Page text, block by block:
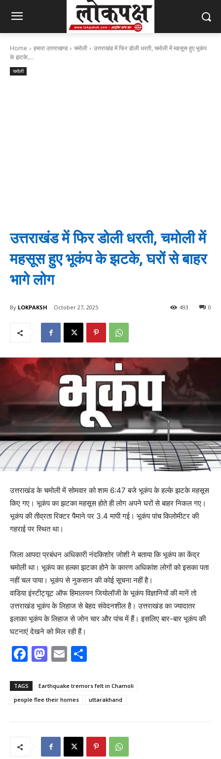
Home हमारा उत्तराखण्ड चमोली
उत्तराखंड में फिर डोली धरती, चमाेली में महसूस हुए भूकंप
के झटके,...
चमोली
उत्तराखंड में फिर डोली धरती, चमाेली में
महसूस हुए भूकंप के झटके, घरों से बाहर
भागे लोग
By LOKPAKSH October 27, 2025 0
493
उत्तराखंड के चमोली में सोमवार को शाम 6:47 बजे भूकंप के हल्के झटके महसूस
किए गए। भूकंप का झटका महसूस होते ही लोग अपने घरों से बाहर निकल गए।
भूकंप की तीव्रता रिक्टर पैमाने पर 3.4 मापी गई। भूकंप पांच किलोमीटर की
गहराई पर स्थित था।
जिला आपदा प्रबंधन अधिकारी नंदकिशोर जोशी ने बताया कि भूकंप का केंद्र
चमोली था। भूकंप का हल्का झटका होने के कारण अधिकांश लोगों को इसका पता
नहीं चल पाया। भूकंप से नुकसान की कोई सूचना नहीं है।
वाडिया इंस्टीट्यूट ऑफ हिमालयन जियोलॉजी के भूकंप विज्ञानियों की मानें तो
उत्तराखंड भूकंप के लिहाज से बेहद संवेदनशील है। उत्तराखंड का ज्यादातर
इलाका भूकंप के लिहाज से जोन चार और पांच में हैं। इसलिए बार-बार भूकंप की
घटनाएं देखने को मिल रही हैं।
F
c
e
M
st
o
o
n
E
ai
l
ar
e
TAGS
Earthquake tremors felt in Chamoli
people flee their homes
uttarakhand